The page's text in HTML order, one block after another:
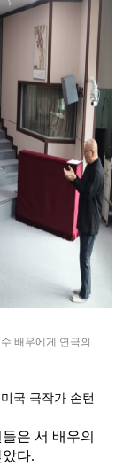
배우에게 연극의
미국 극작가 손턴
은 서 배우의
았다.